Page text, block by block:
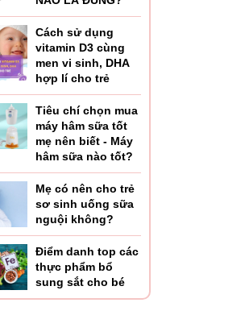
Cách sử dụng
vitamin D3 cùng
men vi sinh, DHA
hợp lí cho trẻ
Tiêu chí chọn mua
máy hâm sữa tốt
mẹ nên biết - Máy
hâm sữa nào tốt?
Mẹ có nên cho trẻ
sơ sinh uống sữa
nguội không?
Điểm danh top các
thực phẩm bổ
sung sắt cho bé